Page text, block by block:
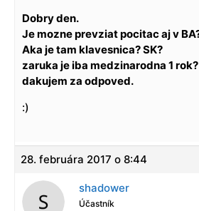
Dobry den.
Je mozne prevziat pocitac aj v
Aka je tam klavesnica? SK?
zaruka je iba medzinarodna 1 rok?
dakujem za odpoved.
:)
28. februára 2017 o 8:44
shadower
Účastník